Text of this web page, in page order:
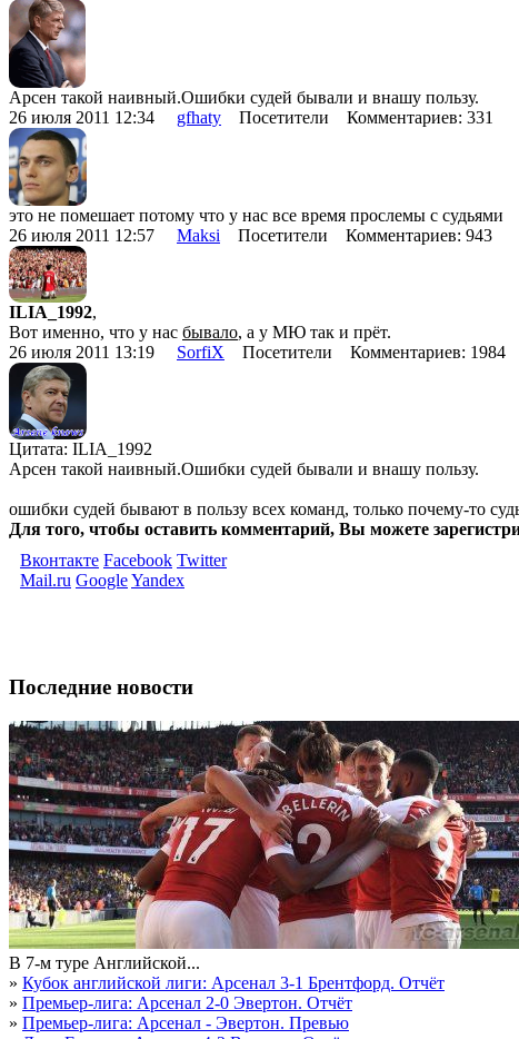
Арсен такой наивный.Ошибки судей бывали и внашу пользу.
26 июля 2011 12:34 gfhaty Посетители Комментариев: 331
это не помешает потому что у нас все время прослемы с судьями
26 июля 2011 12:57 Maksi Посетители Комментариев: 943
ILIA_1992,
Вот именно, что у нас бывало, а у МЮ так и прёт.
26 июля 2011 13:19 SorfiX Посетители Комментариев: 1984
Цитата: ILIA_1992
Арсен такой наивный.Ошибки судей бывали и внашу пользу.
ошибки судей бывают в пользу всех команд, только почему-то
Для того, чтобы оставить комментарий, Вы можете
Вконтакте Facebook Twitter
Mail.ru GoogleYandex
Последние новости
В 7-м туре Английской...
» Кубок английской лиги: Арсенал 3-1 Брентфорд. Отчёт
» Премьер-лига: Арсенал 2-0 Эвертон. Отчёт
» Премьер-лига: Арсенал - Эвертон. Превью